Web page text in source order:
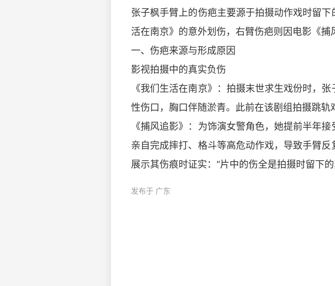
张子枫手臂上的伤疤主要源于拍摄动作戏时留
活在南京》的意外划伤，右臂伤疤则因电影《捕
一、伤疤来源与形成原因
影视拍摄中的真实负伤
《我们生活在南京》：拍摄末世求生戏份时，
性伤口，胸口伴随淤青。此前在该剧组拍摄跳轨
《捕风追影》：为饰演女警角色，她提前半年
亲自完成摔打、格斗等高危动作戏，导致手臂
展示其伤痕时证实：“片中的伤全是拍摄时留下
发布于 广东